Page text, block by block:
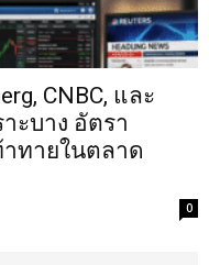
CNBC, และ
าะบาง อัตรา
ทายในตลาด
0